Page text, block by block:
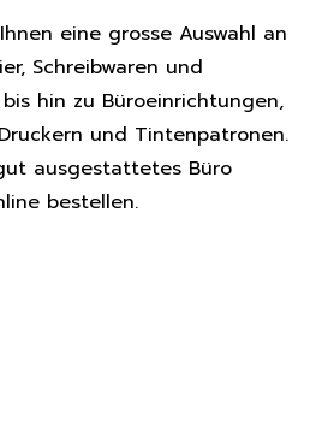
eine grosse Auswahl an
Schreibwaren und
hin zu Büroeinrichtungen,
und Tintenpatronen.
ausgestattetes Büro
bestellen.